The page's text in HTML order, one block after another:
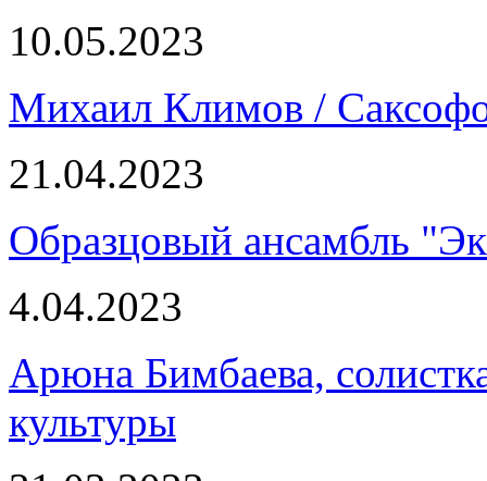
10.05.2023
Михаил Климов /
21.04.2023
Образцовый ансамбль
4.04.2023
Арюна Бимбаева,
культуры